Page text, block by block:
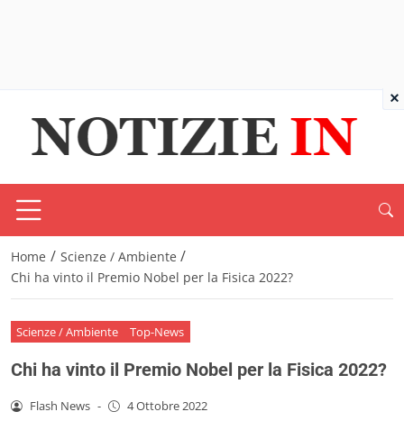
Home / Scienze / Ambiente /
Chi ha vinto il Premio Nobel per la Fisica 2022?
Scienze / Ambiente Top-News
Chi ha vinto il Premio Nobel per la Fisica 2022?
Flash News - 4 Ottobre 2022
×